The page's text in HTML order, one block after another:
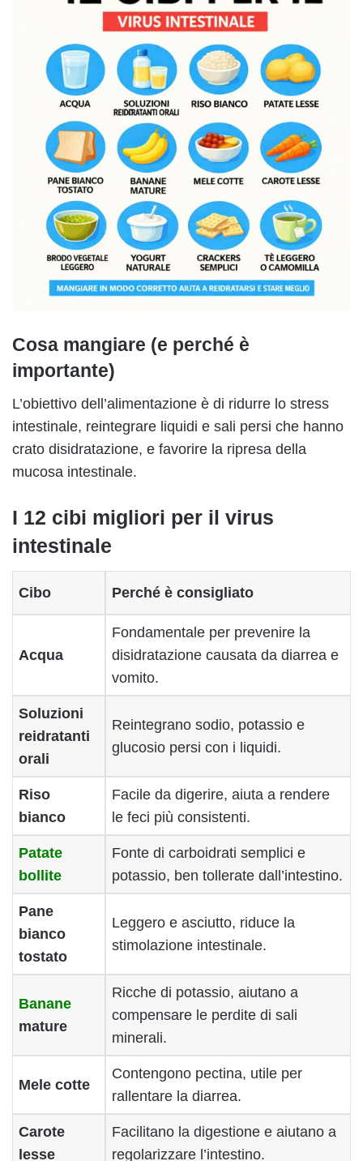
Cosa mangiare (e perché è
importante)
L’obiettivo dell’alimentazione è di ridurre lo stress
intestinale, reintegrare liquidi e sali persi che hanno
crato disidratazione, e favorire la ripresa della
mucosa intestinale.
I 12 cibi migliori per il virus
intestinale
Cibo Perché è consigliato
Acqua
Fondamentale per prevenire la
disidratazione causata da diarrea e
vomito.
Soluzioni
reidratanti
orali
Reintegrano sodio, potassio e
glucosio persi con i liquidi.
Riso
bianco
Facile da digerire, aiuta a rendere
le feci più consistenti.
Patate
bollite
Fonte di carboidrati semplici e
potassio, ben tollerate dall’intestino.
Pane
bianco
tostato
Leggero e asciutto, riduce la
stimolazione intestinale.
Banane
mature
Ricche di potassio, aiutano a
compensare le perdite di sali
minerali.
Mele cotte
Contengono pectina, utile per
rallentare la diarrea.
Carote
lesse
Facilitano la digestione e aiutano a
regolarizzare l’intestino.